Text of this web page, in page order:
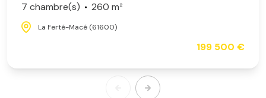
7 chambre(s)
260 m²
La Ferté-Macé (61600)
199 500 €